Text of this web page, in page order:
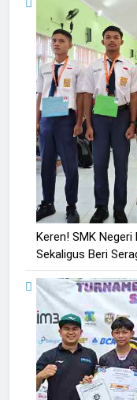
Keren! SMK Negeri
Sekaligus Beri